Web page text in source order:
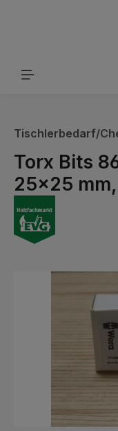
Tischlerbedarf/
Torx Bits
25x25